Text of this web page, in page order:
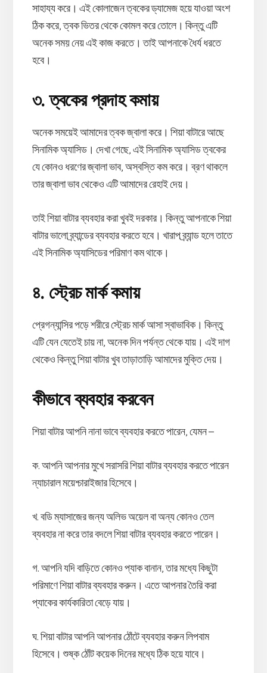
সাহায্য করে। এই কোলাজেন ত্বকের ড্যামেজ হয়ে যাওয়া অংশ
ঠিক করে, ত্বক ভিতর থেকে কোমল করে তোলে। কিন্তু এটি
অনেক সময় নেয় এই কাজ করতে। তাই আপনাকে ধৈর্য ধরতে
হবে।
৩. ত্বকের প্রদাহ কমায়
অনেক সময়েই আমাদের ত্বক জ্বালা করে। শিয়া বাটারে আছে
সিনামিক অ্যাসিড। দেখা গেছে, এই সিনামিক অ্যাসিড ত্বকের
যে কোনও ধরণের জ্বালা ভাব, অস্বস্তি কম করে। ব্রণ থাকলে
তার জ্বালা ভাব থেকেও এটি আমাদের রেহাই দেয়।
তাই শিয়া বাটার ব্যবহার করা খুবই দরকার। কিন্তু আপনাকে শিয়া
বাটার ভালো ব্র্যান্ডের ব্যবহার করতে হবে। খারাপ ব্র্যান্ড হলে তাতে
এই সিনামিক অ্যাসিডের পরিমাণ কম থাকে।
৪. স্ট্রেচ মার্ক কমায়
প্রেগন্যান্সির পড়ে শরীরে স্ট্রেচ মার্ক আসা স্বাভাবিক। কিন্তু
এটি যেন যেতেই চায় না, অনেক দিন পর্যন্ত থেকে যায়। এই দাগ
থেকেও কিন্তু শিয়া বাটার খুব তাড়াতাড়ি আমাদের মুক্তি দেয়।
কীভাবে ব্যবহার করবেন
শিয়া বাটার আপনি নানা ভাবে ব্যবহার করতে পারেন, যেমন –
ক. আপনি আপনার মুখে সরাসরি শিয়া বাটার ব্যবহার করতে পারেন
ন্যাচারাল ময়েশ্চারাইজার হিসেবে।
খ. বডি ম্যাসাজের জন্য অলিভ অয়েল বা অন্য কোনও তেল
ব্যবহার না করে তার বদলে শিয়া বাটার ব্যবহার করতে পারেন।
গ. আপনি যদি বাড়িতে কোনও প্যাক বানান, তার মধ্যে কিছুটা
পরিমাণে শিয়া বাটার ব্যবহার করুন। এতে আপনার তৈরি করা
প্যাকের কার্যকারিতা বেড়ে যায়।
ঘ. শিয়া বাটার আপনি আপনার ঠোঁটে ব্যবহার করুন লিপবাম
হিসেবে। শুষ্ক ঠোঁট কয়েক দিনের মধ্যে ঠিক হয়ে যাবে।